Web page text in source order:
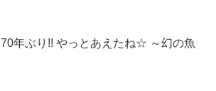
70年ぶり!! やっとあえたね☆ ～幻の魚